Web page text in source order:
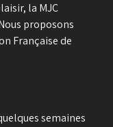
la MJC
proposons
Française de
semaines